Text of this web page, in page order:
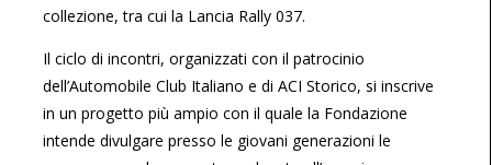
collezione, tra cui la Lancia Rally 037.
Il ciclo di incontri, organizzati con il patrocinio
dell’Automobile Club Italiano e di ACI Storico, si inscrive
in un progetto più ampio con il quale la Fondazione
intende divulgare presso le giovani generazioni le